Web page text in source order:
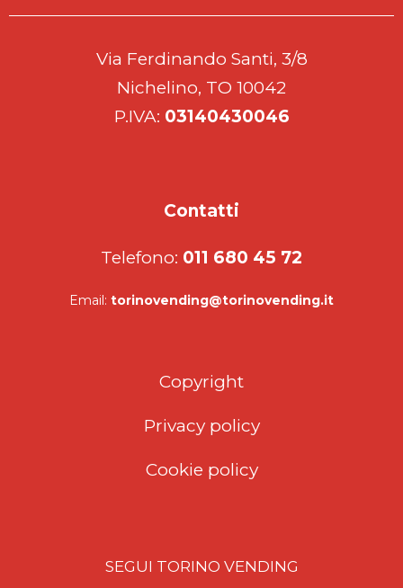
Via Ferdinando Santi, 3/8
Nichelino, TO 10042
P.IVA: 03140430046
Contatti
Telefono: 011 680 45 72
Email: torinovending@torinovending.it
Copyright
Privacy policy
Cookie policy
SEGUI TORINO VENDING